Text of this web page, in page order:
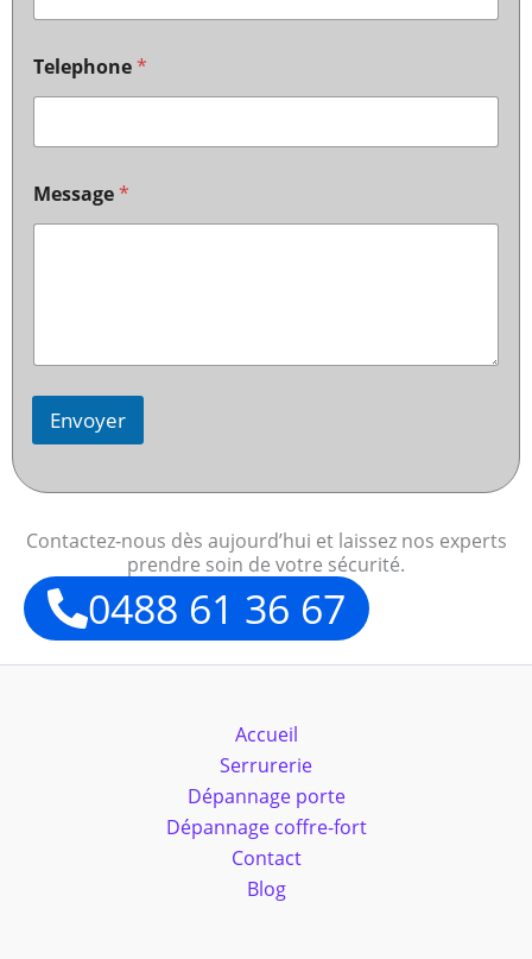
Telephone*
Message*
Envoyer
Contactez-nous dès aujourd’hui et laissez nos experts
prendre soin de votre sécurité.
0488 61 36 67
Accueil
Serrurerie
Dépannage porte
Dépannage coffre-fort
Contact
Blog